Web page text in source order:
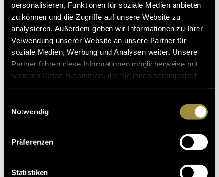
personalisieren, Funktionen für soziale Medien anbieten
zu können und die Zugriffe auf unsere Website zu
analysieren. Außerdem geben wir Informationen zu Ihrer
Verwendung unserer Website an unsere Partner für
soziale Medien, Werbung und Analysen weiter. Unsere
Partner führen diese Informationen möglicherweise mit
weiteren Daten zusammen, die Sie ihnen bereitgestellt
Notwendig
Präferenzen
Statistiken